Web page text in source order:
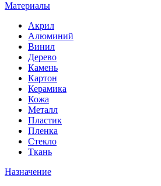
Материалы
Акрил
Алюминий
Винил
Дерево
Камень
Картон
Керамика
Кожа
Металл
Пластик
Пленка
Стекло
Ткань
Назначение